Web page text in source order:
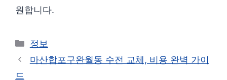
원합니다.
카
테
정보
마산합포구완월동 수전 교체, 비용 완벽 가이
드